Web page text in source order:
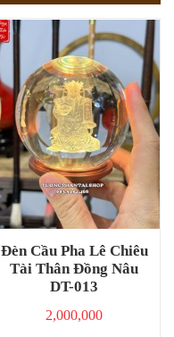
Đèn Cầu Pha Lê Chiêu
Tài Thân Đồng Nâu
DT-013
2,000,000